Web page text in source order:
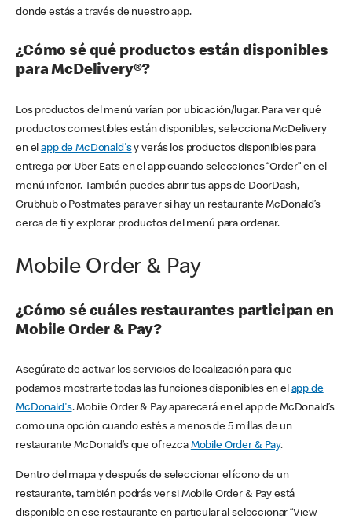
donde estás a través de nuestro app.
¿Cómo sé qué productos están disponibles
para McDelivery®?
Los productos del menú varían por ubicación/lugar. Para ver qué
productos comestibles están disponibles, selecciona McDelivery
en elapp de McDonald'sy verás los productos disponibles para
entrega por Uber Eats en el app cuando selecciones “Order” en el
menú inferior. También puedes abrir tus apps de DoorDash,
Grubhub o Postmates para ver si hay un restaurante McDonald’s
cerca de ti y explorar productos del menú para ordenar.
Mobile Order & Pay
¿Cómo sé cuáles restaurantes participan en
Mobile Order & Pay?
Asegúrate de activar los servicios de localización para que
podamos mostrarte todas las funciones disponibles en el app de
McDonald's. Mobile Order & Pay aparecerá en el app de McDonald’s
como una opción cuando estés a menos de 5 millas de un
restaurante McDonald’s que ofrezca Mobile Order & Pay.
Dentro del mapa y después de seleccionar el ícono de un
restaurante, también podrás ver si Mobile Order & Pay está
disponible en ese restaurante en particular al seleccionar “View